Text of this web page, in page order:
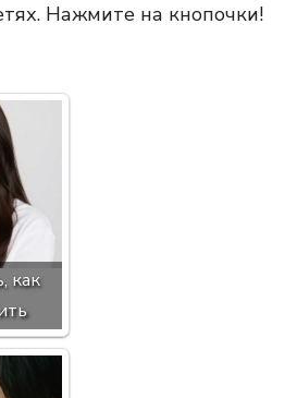
Нажмите на кнопочки!
как